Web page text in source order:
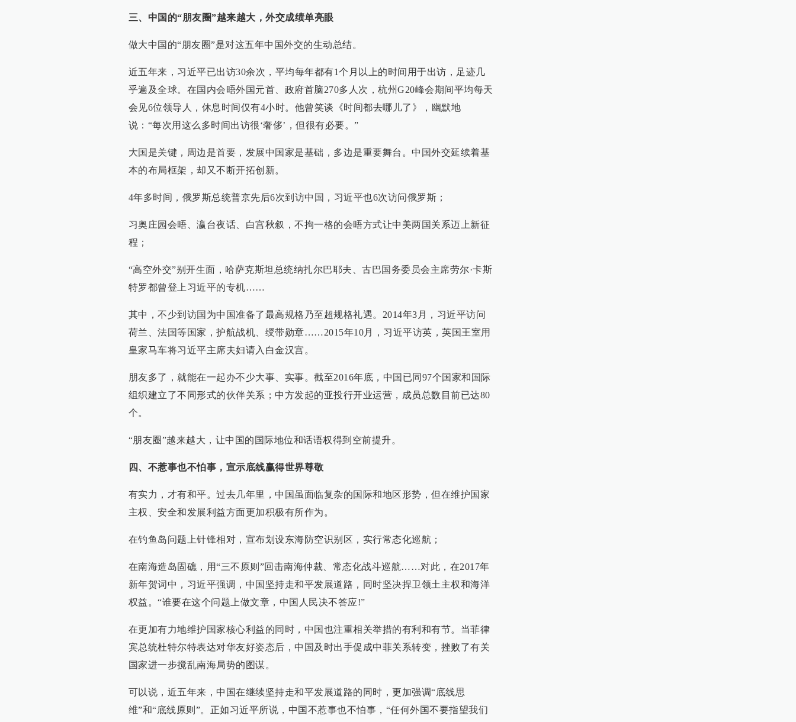
三、中国的“朋友圈”越来越大，外交成绩单亮眼
做大中国的“朋友圈”是对这五年中国外交的生动总结。
近五年来，习近平已出访30余次，平均每年都有1个月以上的时间用于出访，足迹几
乎遍及全球。在国内会晤外国元首、政府首脑270多人次，杭州G20峰会期间平均每天
会见6位领导人，休息时间仅有4小时。他曾笑谈《时间都去哪儿了》，幽默地
说：“每次用这么多时间出访很‘奢侈’，但很有必要。”
大国是关键，周边是首要，发展中国家是基础，多边是重要舞台。中国外交延续着基
本的布局框架，却又不断开拓创新。
4年多时间，俄罗斯总统普京先后6次到访中国，习近平也6次访问俄罗斯；
习奥庄园会晤、瀛台夜话、白宫秋叙，不拘一格的会晤方式让中美两国关系迈上新征
程；
“高空外交”别开生面，哈萨克斯坦总统纳扎尔巴耶夫、古巴国务委员会主席劳尔·卡斯
特罗都曾登上习近平的专机……
其中，不少到访国为中国准备了最高规格乃至超规格礼遇。2014年3月，习近平访问
荷兰、法国等国家，护航战机、绶带勋章……2015年10月，习近平访英，英国王室用
皇家马车将习近平主席夫妇请入白金汉宫。
朋友多了，就能在一起办不少大事、实事。截至2016年底，中国已同97个国家和国际
组织建立了不同形式的伙伴关系；中方发起的亚投行开业运营，成员总数目前已达80
个。
“朋友圈”越来越大，让中国的国际地位和话语权得到空前提升。
四、不惹事也不怕事，宣示底线赢得世界尊敬
有实力，才有和平。过去几年里，中国虽面临复杂的国际和地区形势，但在维护国家
主权、安全和发展利益方面更加积极有所作为。
在钓鱼岛问题上针锋相对，宣布划设东海防空识别区，实行常态化巡航；
在南海造岛固礁，用“三不原则”回击南海仲裁、常态化战斗巡航……对此，在2017年
新年贺词中，习近平强调，中国坚持走和平发展道路，同时坚决捍卫领土主权和海洋
权益。“谁要在这个问题上做文章，中国人民决不答应!”
在更加有力地维护国家核心利益的同时，中国也注重相关举措的有利和有节。当菲律
宾总统杜特尔特表达对华友好姿态后，中国及时出手促成中菲关系转变，挫败了有关
国家进一步搅乱南海局势的图谋。
可以说，近五年来，中国在继续坚持走和平发展道路的同时，更加强调“底线思
维”和“底线原则”。正如习近平所说，中国不惹事也不怕事，“任何外国不要指望我们